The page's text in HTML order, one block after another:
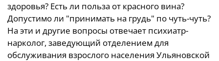
здоровья? Есть ли польза от красного вина?
Допустимо ли "принимать на грудь" по чуть-чуть?
На эти и другие вопросы отвечает психиатр-
нарколог, заведующий отделением для
обслуживания взрослого населения Ульяновской